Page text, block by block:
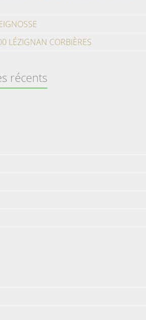
LÉZIGNAN CORBIÈRES
récents